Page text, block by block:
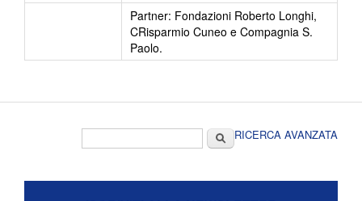
Partner: Fondazioni Roberto Longhi,
CRisparmio Cuneo e Compagnia S.
Paolo.
CercaRICERCA AVANZATA